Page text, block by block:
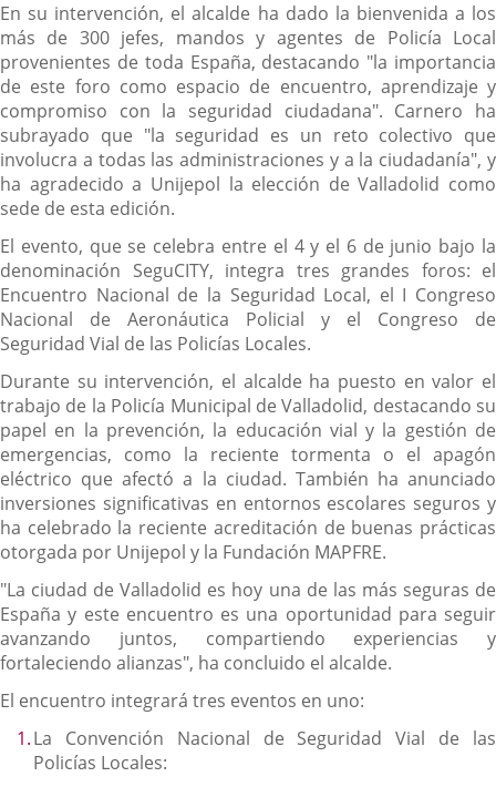
En su intervención, el alcalde ha dado la bienvenida a los
más de 300 jefes, mandos y agentes de Policía Local
provenientes de toda España, destacando "la importancia
de este foro como espacio de encuentro, aprendizaje y
compromiso con la seguridad ciudadana". Carnero ha
subrayado que "la seguridad es un reto colectivo que
involucra a todas las administraciones y a la ciudadanía", y
ha agradecido a Unijepol la elección de Valladolid como
sede de esta edición.
El evento, que se celebra entre el 4 y el 6 de junio bajo la
denominación SeguCITY, integra tres grandes foros: el
Encuentro Nacional de la Seguridad Local, el I Congreso
Nacional de Aeronáutica Policial y el Congreso de
Seguridad Vial de las Policías Locales.
Durante su intervención, el alcalde ha puesto en valor el
trabajo de la Policía Municipal de Valladolid, destacando su
papel en la prevención, la educación vial y la gestión de
emergencias, como la reciente tormenta o el apagón
eléctrico que afectó a la ciudad. También ha anunciado
inversiones significativas en entornos escolares seguros y
ha celebrado la reciente acreditación de buenas prácticas
otorgada por Unijepol y la Fundación MAPFRE.
"La ciudad de Valladolid es hoy una de las más seguras de
España y este encuentro es una oportunidad para seguir
avanzando juntos, compartiendo experiencias y
fortaleciendo alianzas", ha concluido el alcalde.
El encuentro integrará tres eventos en uno:
La Convención Nacional de Seguridad Vial de las
Policías Locales: